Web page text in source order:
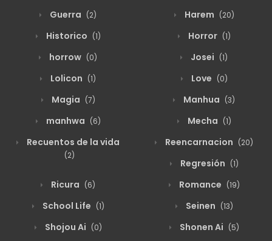
Guerra (2) Harem (20)
Historico (1) Horror (1)
horrow (0) Josei (1)
Lolicon (1) Love (0)
Magia (7) Manhua (3)
manhwa (6) Mecha (1)
Recuentos de la vida
(2)
Reencarnacion (20)
Regresión (1)
Ricura (6) Romance (19)
School Life (1) Seinen (13)
Shojou Ai (0) Shonen Ai (5)